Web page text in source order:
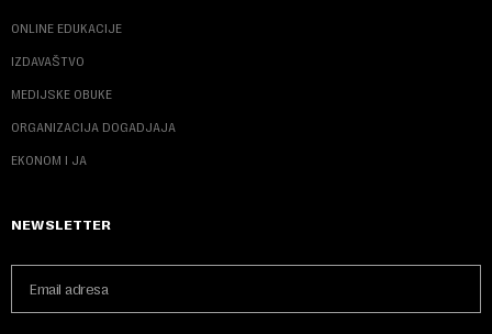
ONLINE EDUKACIJE
IZDAVAŠTVO
MEDIJSKE OBUKE
ORGANIZACIJA DOGADJAJA
EKONOM I JA
NEWSLETTER